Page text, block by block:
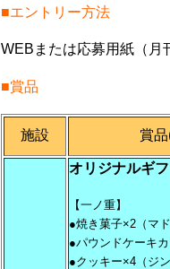
■エントリー方法
WEBまたは応募用紙（
■賞品
施設 賞
オリジナルギフ
【一ノ重】
●焼き菓子×2（マ
●パウンドケーキ
●クッキー×4（ジ